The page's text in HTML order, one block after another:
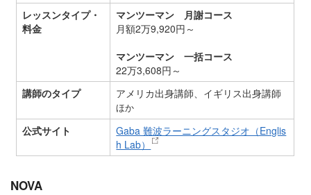
レッスンタイプ・
料金
マンツーマン 月謝コース
月額2万9,920円～
マンツーマン 一括コース
22万3,608円～
講師のタイプ
アメリカ出身講師、イギリス出身講師
ほか
公式サイト
Gaba 難波ラーニングスタジオ（Englis
h Lab）
NOVA